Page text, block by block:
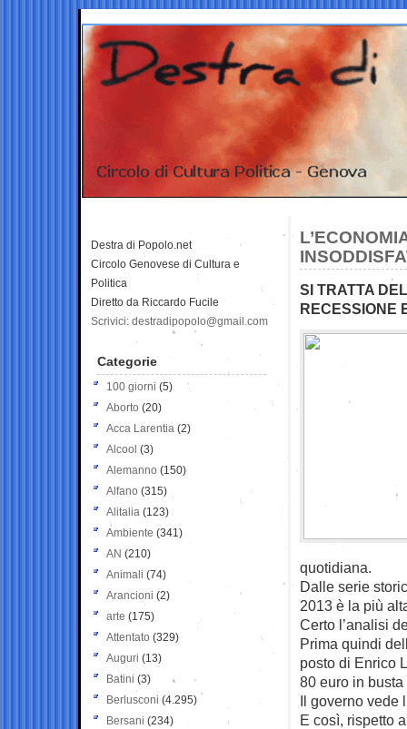
SI TRATTA
RECESSIONE
quotidiana.
Dalle serie
2013 è la più
Certo l’analisi
Prima quindi
posto di Enrico
80 euro in
Il governo vede
E così, rispetto
Destra di Popolo.net
Circolo Genovese di Cultura e
Politica
Diretto da Riccardo Fucile
Scrivici: destradipopolo@gmail.com
Categorie
100 giorni (5)
Aborto (20)
Acca Larentia (2)
Alcool (3)
Alemanno (150)
Alfano (315)
Alitalia (123)
Ambiente (341)
AN (210)
Animali (74)
Arancioni (2)
arte (175)
Attentato (329)
Auguri (13)
Batini (3)
Berlusconi (4.295)
Bersani (234)